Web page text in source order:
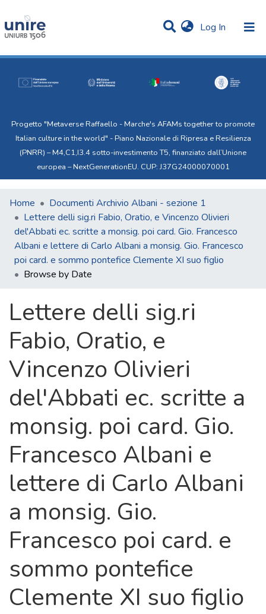
Log In (current)
All of Uni.Re
Progetto "Metaverse Raffaello - Marche's AFAMs together to promote
Italian culture in the world" - Piano Nazionale di Ripresa e Resilienza
(PNRR) – M4,C1,I3.4 sotto-investimento T5, finanziato dall’Unione
europea – NextGenerationEU. CUP: J37G24000070001
Home
Documenti Archivio Albani - sezione 1
Lettere delli sig.ri Fabio, Oratio, e Vincenzo Olivieri
del'Abbati ec. scritte a monsig. poi card. Gio. Francesco
Albani e lettere di Carlo Albani a monsig. Gio. Francesco
poi card. e sommo pontefice Clemente XI suo figlio
Browse by Date
Lettere delli sig.ri
Fabio, Oratio, e
Vincenzo Olivieri
del'Abbati ec. scritte a
monsig. poi card. Gio.
Francesco Albani e
lettere di Carlo Albani
a monsig. Gio.
Francesco poi card. e
sommo pontefice
Clemente XI suo figlio